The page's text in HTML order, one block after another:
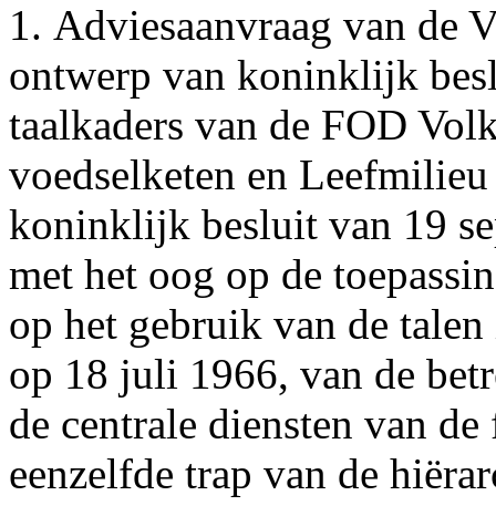
1. Adviesaanvraag van de
ontwerp van koninklijk
taalkaders van de FOD
voedselketen en
koninklijk besluit van 19
met het oog op de
op het gebruik van de
op 18 juli 1966, van de
de centrale diensten van
eenzelfde trap van de